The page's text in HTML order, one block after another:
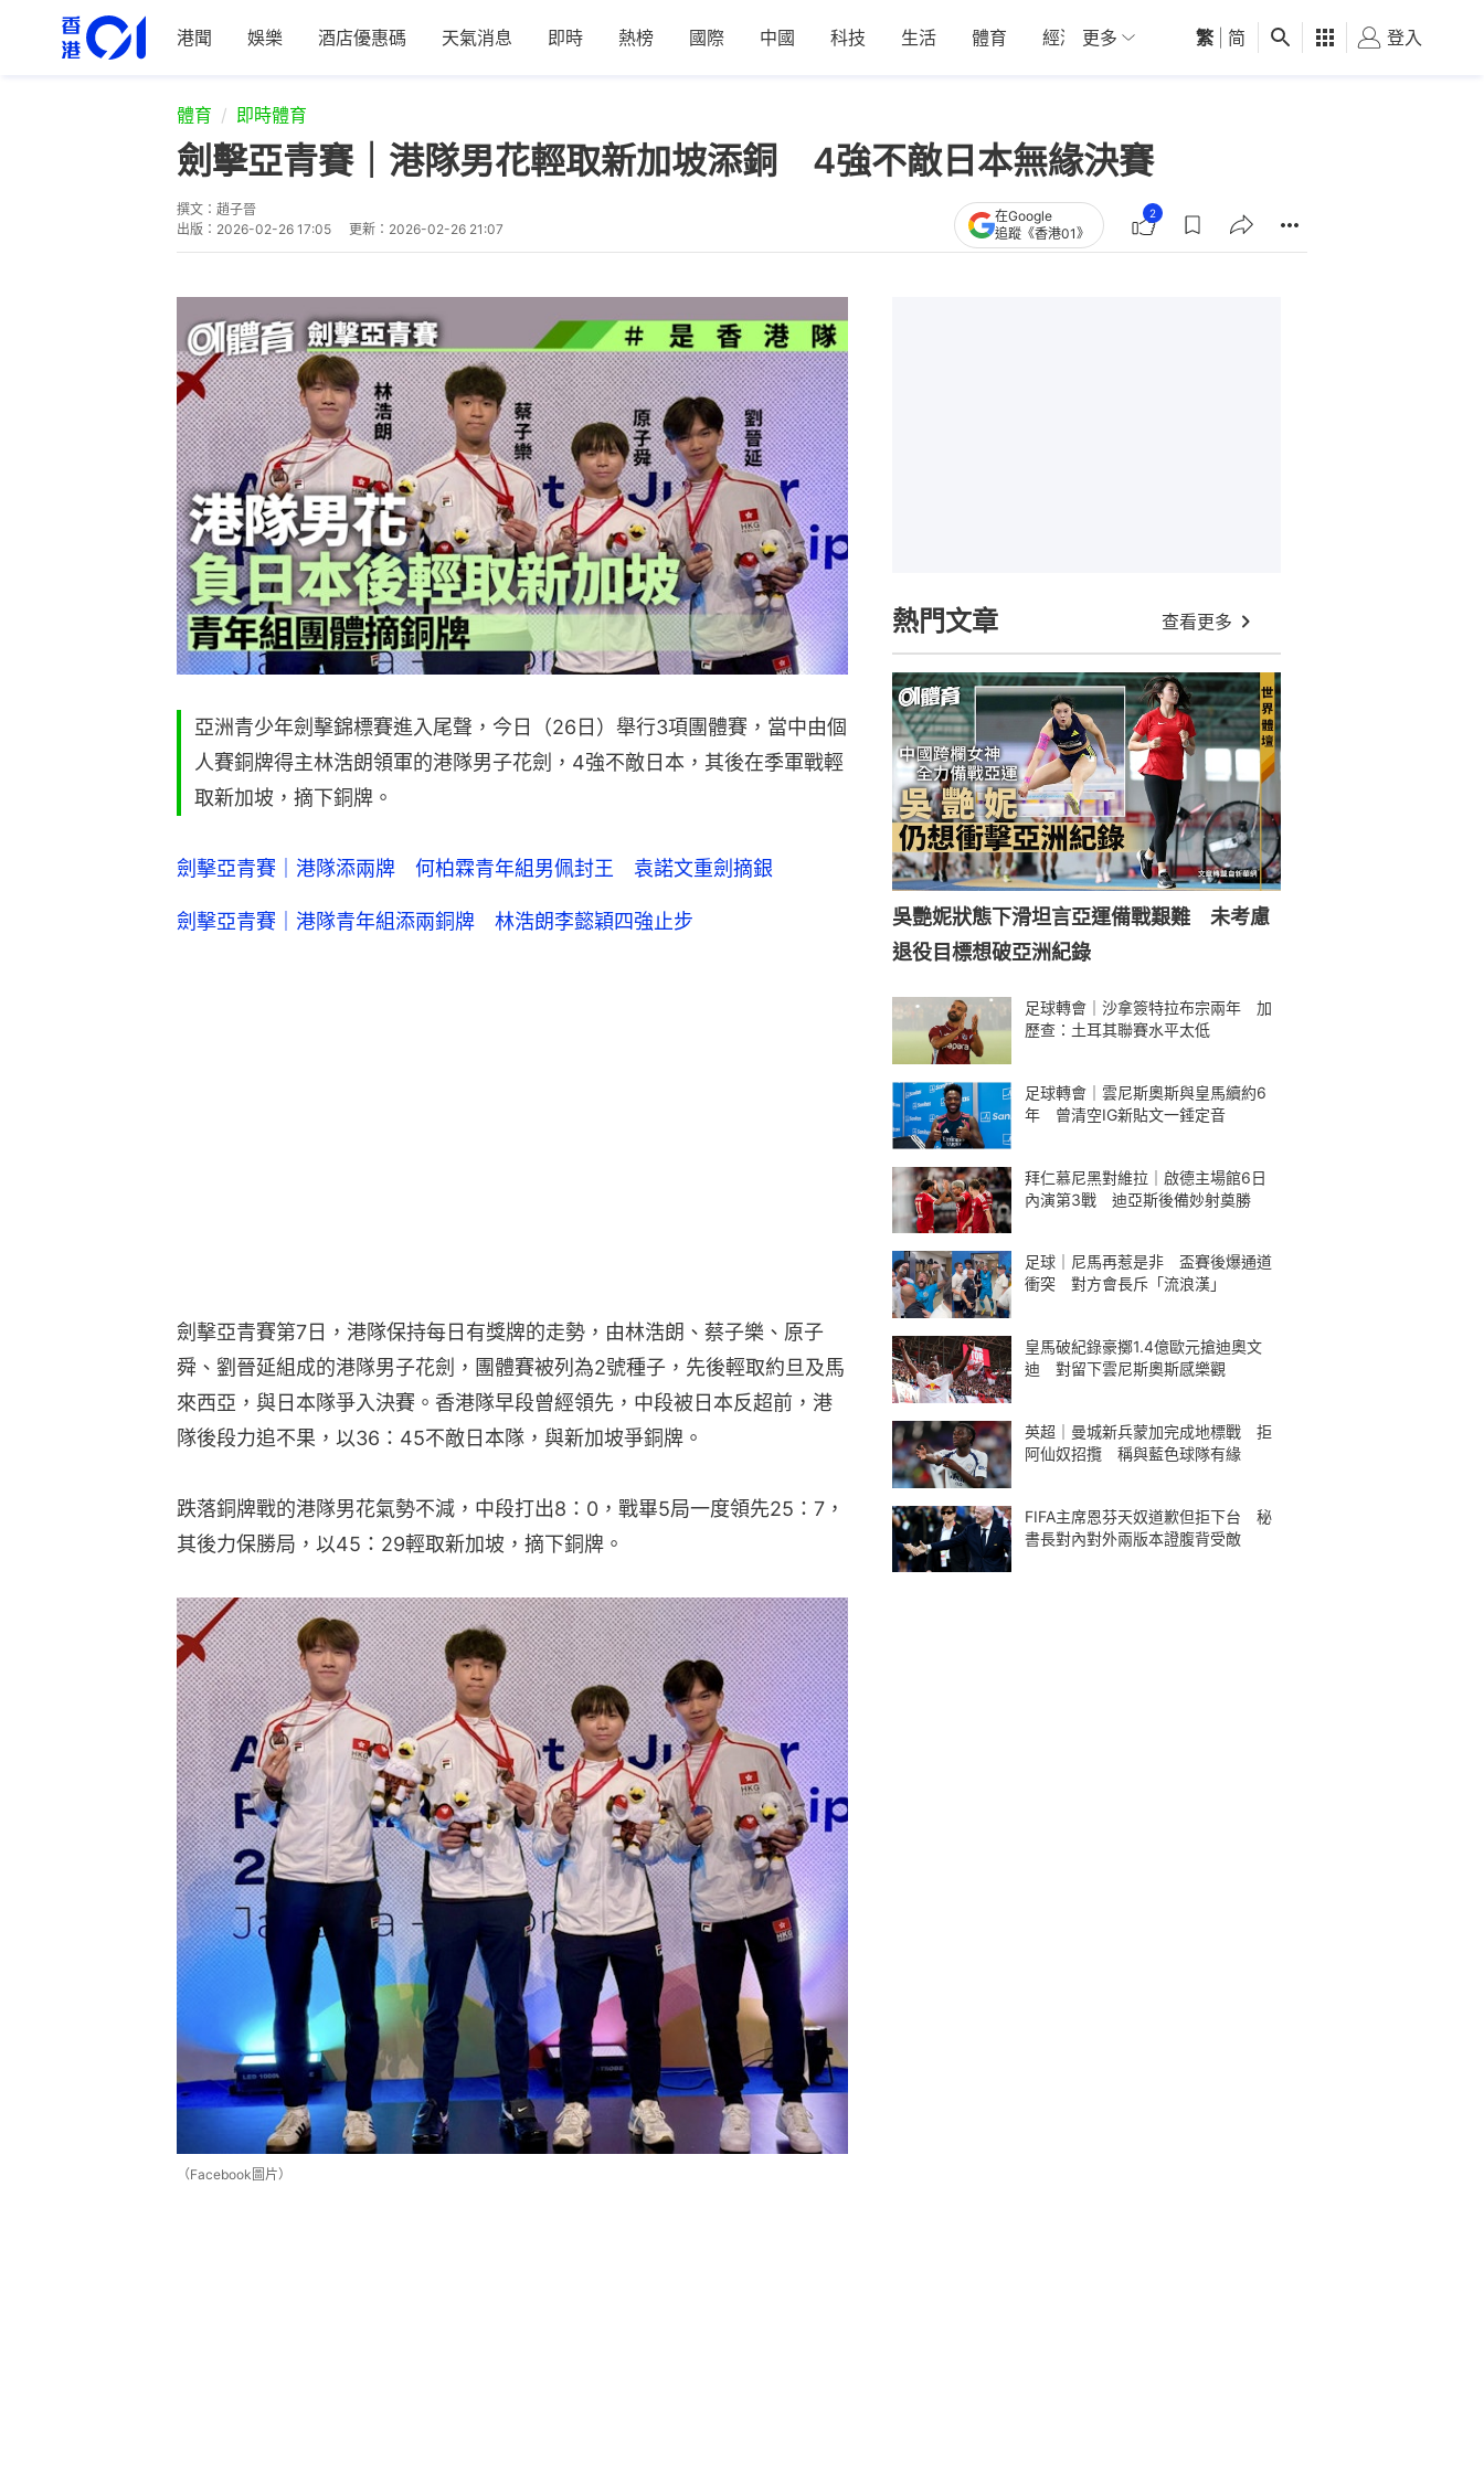
港聞 娛樂 酒店優惠碼 天氣消息 即時 熱榜 國際 中國 科技 生活 體育 經濟 01深圳 觀點 健康 好食玩飛
更多 繁 简 登入
體育 即時體育
劍擊亞青賽｜港隊男花輕取新加坡添銅 4強不敵日本無緣決賽
撰文： 趙子晉
出版： 2026-02-26 17:05 更新： 2026-02-26 21:07
在Google
追蹤《香港01》
2
亞洲青少年劍擊錦標賽進入尾聲，今日（26日）舉行3項團體賽，當中由個
人賽銅牌得主林浩朗領軍的港隊男子花劍，4強不敵日本，其後在季軍戰輕
取新加坡，摘下銅牌。
劍擊亞青賽｜港隊添兩牌 何柏霖青年組男佩封王 袁諾文重劍摘銀
劍擊亞青賽｜港隊青年組添兩銅牌 林浩朗李懿穎四強止步
劍擊亞青賽第7日，港隊保持每日有獎牌的走勢，由林浩朗、蔡子樂、原子
舜、劉晉延組成的港隊男子花劍，團體賽被列為2號種子，先後輕取約旦及馬
來西亞，與日本隊爭入決賽。香港隊早段曾經領先，中段被日本反超前，港
隊後段力追不果，以36：45不敵日本隊，與新加坡爭銅牌。
跌落銅牌戰的港隊男花氣勢不減，中段打出8：0，戰畢5局一度領先25：7，
其後力保勝局，以45：29輕取新加坡，摘下銅牌。
（Facebook圖片）
熱門文章 查看更多
吳艷妮狀態下滑坦言亞運備戰艱難 未考慮
退役目標想破亞洲紀錄
足球轉會｜沙拿簽特拉布宗兩年 加
歷查：土耳其聯賽水平太低
足球轉會｜雲尼斯奧斯與皇馬續約6
年 曾清空IG新貼文一錘定音
拜仁慕尼黑對維拉｜啟德主場館6日
內演第3戰 迪亞斯後備妙射奠勝
足球｜尼馬再惹是非 盃賽後爆通道
衝突 對方會長斥「流浪漢」
皇馬破紀錄豪擲1.4億歐元搶迪奧文
迪 對留下雲尼斯奧斯感樂觀
英超｜曼城新兵蒙加完成地標戰 拒
阿仙奴招攬 稱與藍色球隊有緣
FIFA主席恩芬天奴道歉但拒下台 秘
書長對內對外兩版本證腹背受敵